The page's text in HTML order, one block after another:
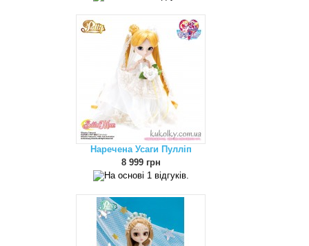
Наречена Усаги Пулліп
8 999 грн